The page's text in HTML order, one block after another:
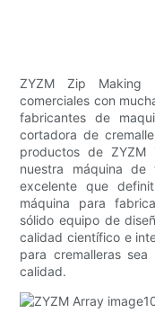
ZYZM Zip Making
comerciales con
fabricantes de
cortadora de
productos de
nuestra máquina
excelente que
máquina para
sólido equipo de
calidad científico e
para cremalleras
calidad.